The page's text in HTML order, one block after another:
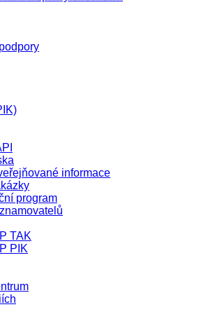
informace
program
TAK
PIK